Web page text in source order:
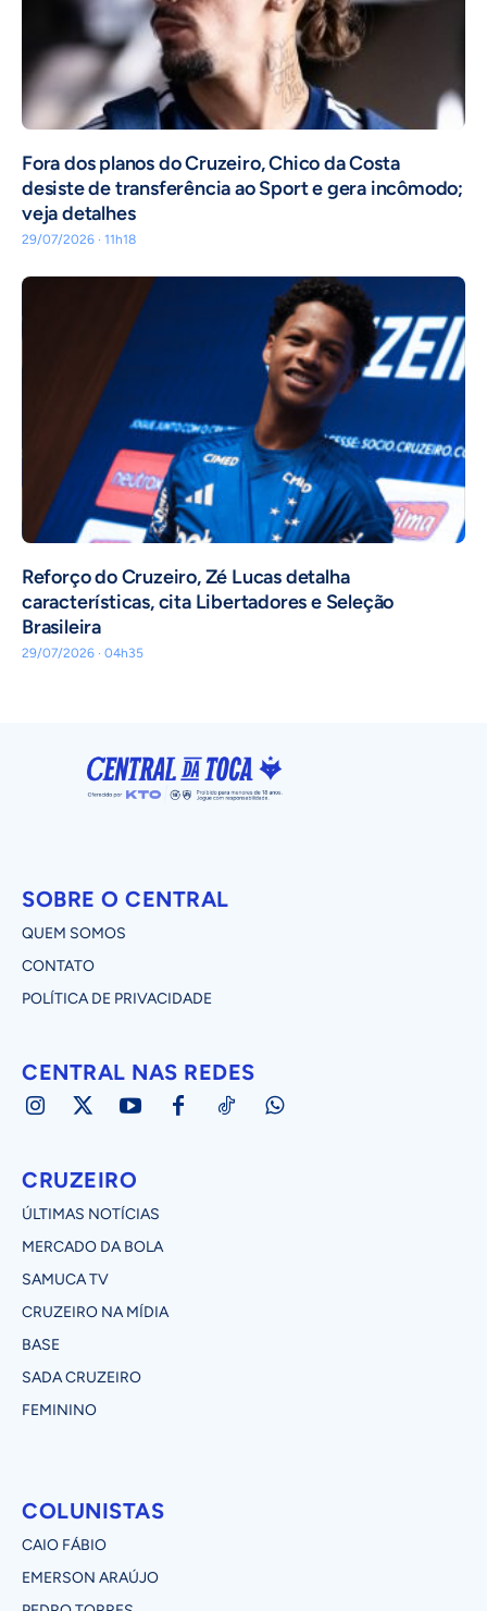
Fora dos planos do Cruzeiro, Chico da Costa
desiste de transferência ao Sport e gera incômodo;
veja detalhes
29/07/2026 · 11h18
⁠Reforço do Cruzeiro, Zé Lucas detalha
características, cita Libertadores e Seleção
Brasileira
29/07/2026 · 04h35
SOBRE O CENTRAL
QUEM SOMOS
CONTATO
POLÍTICA DE PRIVACIDADE
CENTRAL NAS REDES
CRUZEIRO
ÚLTIMAS NOTÍCIAS
MERCADO DA BOLA
SAMUCA TV
CRUZEIRO NA MÍDIA
BASE
SADA CRUZEIRO
FEMININO
COLUNISTAS
CAIO FÁBIO
EMERSON ARAÚJO